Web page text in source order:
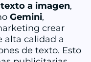
a imagen,
Gemini,
crear
alta calidad a
de texto. Esto